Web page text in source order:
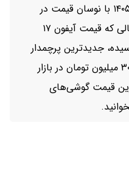
بازار موبایل امروز پنجشنبه ۱۱ تیر ۱۴۰۵ با نوسان قیمت در
مدل‌های مختلف همراه بود. در حالی که قیمت آیفون ۱۷
تومان رسیده، جدیدترین پرچمدار
سامسونگ نیز با قیمت بیش از ۳۰۷ میلیون تومان در بازار
قیمت گوشی‌های